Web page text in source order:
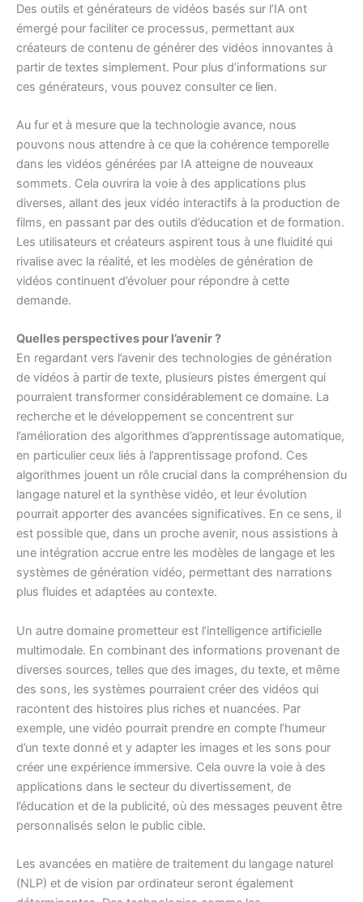
Des outils et générateurs de vidéos basés sur l’IA ont
émergé pour faciliter ce processus, permettant aux
créateurs de contenu de générer des vidéos innovantes à
partir de textes simplement. Pour plus d’informations sur
ces générateurs, vous pouvez consulter ce lien.
Au fur et à mesure que la technologie avance, nous
pouvons nous attendre à ce que la cohérence temporelle
dans les vidéos générées par IA atteigne de nouveaux
sommets. Cela ouvrira la voie à des applications plus
diverses, allant des jeux vidéo interactifs à la production de
films, en passant par des outils d’éducation et de formation.
Les utilisateurs et créateurs aspirent tous à une fluidité qui
rivalise avec la réalité, et les modèles de génération de
vidéos continuent d’évoluer pour répondre à cette
demande.
Quelles perspectives pour l’avenir ?
En regardant vers l’avenir des technologies de génération
de vidéos à partir de texte, plusieurs pistes émergent qui
pourraient transformer considérablement ce domaine. La
recherche et le développement se concentrent sur
l’amélioration des algorithmes d’apprentissage automatique,
en particulier ceux liés à l’apprentissage profond. Ces
algorithmes jouent un rôle crucial dans la compréhension du
langage naturel et la synthèse vidéo, et leur évolution
pourrait apporter des avancées significatives. En ce sens, il
est possible que, dans un proche avenir, nous assistions à
une intégration accrue entre les modèles de langage et les
systèmes de génération vidéo, permettant des narrations
plus fluides et adaptées au contexte.
Un autre domaine prometteur est l’intelligence artificielle
multimodale. En combinant des informations provenant de
diverses sources, telles que des images, du texte, et même
des sons, les systèmes pourraient créer des vidéos qui
racontent des histoires plus riches et nuancées. Par
exemple, une vidéo pourrait prendre en compte l’humeur
d’un texte donné et y adapter les images et les sons pour
créer une expérience immersive. Cela ouvre la voie à des
applications dans le secteur du divertissement, de
l’éducation et de la publicité, où des messages peuvent être
personnalisés selon le public cible.
Les avancées en matière de traitement du langage naturel
(NLP) et de vision par ordinateur seront également